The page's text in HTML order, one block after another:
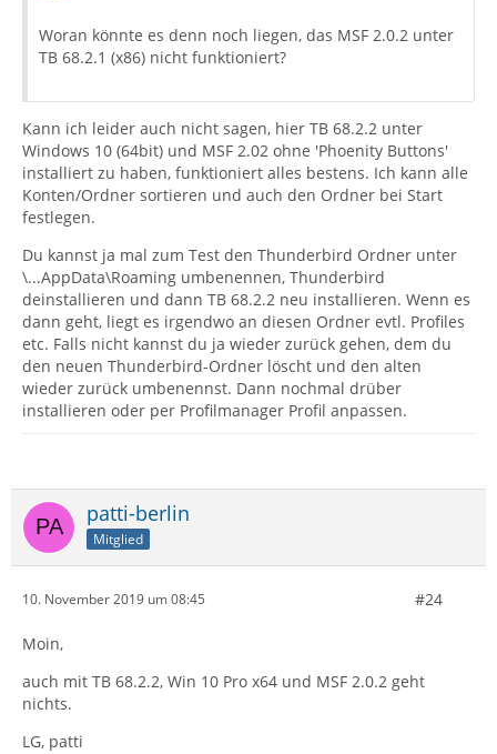
Woran könnte es denn noch liegen, das MSF 2.0.2 unter
TB 68.2.1 (x86) nicht funktioniert?
Kann ich leider auch nicht sagen, hier TB 68.2.2 unter
Windows 10 (64bit) und MSF 2.02 ohne 'Phoenity Buttons'
installiert zu haben, funktioniert alles bestens. Ich kann alle
Konten/Ordner sortieren und auch den Ordner bei Start
festlegen.
Du kannst ja mal zum Test den Thunderbird Ordner unter
\...AppData\Roaming umbenennen, Thunderbird
deinstallieren und dann TB 68.2.2 neu installieren. Wenn es
dann geht, liegt es irgendwo an diesen Ordner evtl. Profiles
etc. Falls nicht kannst du ja wieder zurück gehen, dem du
den neuen Thunderbird-Ordner löscht und den alten
wieder zurück umbenennst. Dann nochmal drüber
installieren oder per Profilmanager Profil anpassen.
patti-berlin
Mitglied
10. November 2019 um 08:45 #24
Moin,
auch mit TB 68.2.2, Win 10 Pro x64 und MSF 2.0.2 geht
nichts.
LG, patti